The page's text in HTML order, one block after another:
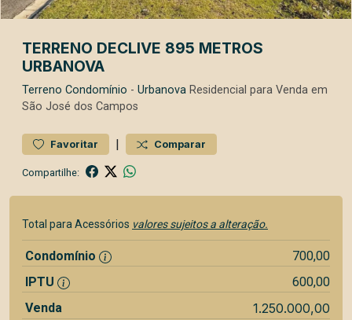
TERRENO DECLIVE 895 METROS
URBANOVA
Terreno Condomínio - Urbanova Residencial para Venda em
São José dos Campos
Favoritar | Comparar
Compartilhe:
Total para Acessórios valores sujeitos a alteração.
Condomínio
700,00
IPTU
600,00
Venda
1.250.000,00